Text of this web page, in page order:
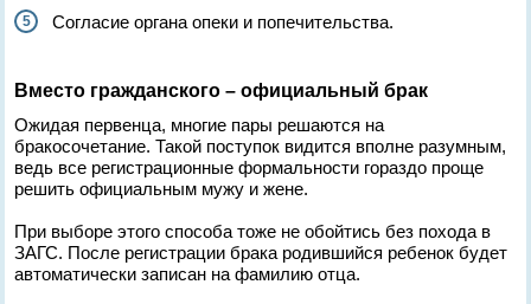
Согласие органа опеки и попечительства.
Вместо гражданского – официальный брак
Ожидая первенца, многие пары решаются на
бракосочетание. Такой поступок видится вполне разумным,
ведь все регистрационные формальности гораздо проще
решить официальным мужу и жене.
При выборе этого способа тоже не обойтись без похода в
ЗАГС. После регистрации брака родившийся ребенок будет
автоматически записан на фамилию отца.